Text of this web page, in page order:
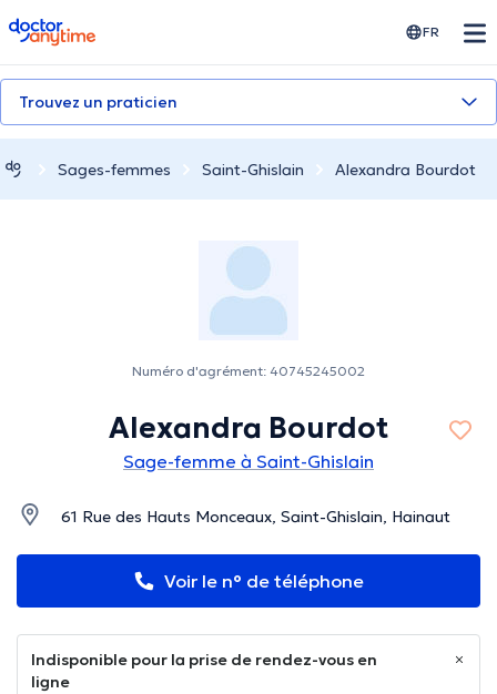
doctoranytime FR
Trouvez un praticien
Sages-femmes Saint-Ghislain Alexandra Bourdot
Numéro d'agrément: 40745245002
Alexandra Bourdot
Sage-femme à Saint-Ghislain
61 Rue des Hauts Monceaux, Saint-Ghislain, Hainaut
Voir le n° de téléphone
Indisponible pour la prise de rendez-vous en
ligne